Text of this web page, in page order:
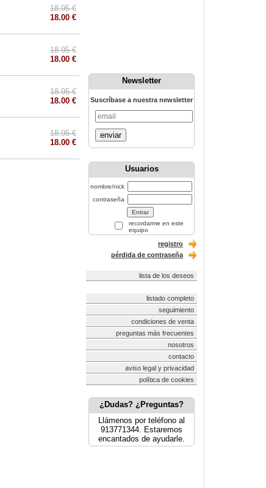
18.95 €
18.00 €
18.95 €
18.00 €
18.95 €
18.00 €
18.95 €
18.00 €
Newsletter
Suscríbase a nuestra newsletter
enviar
Usuarios
nombre/nick
contraseña
recordarme en este
equipo
registro
pérdida de contraseña
lista de los deseos
listado completo
seguimiento
condiciones de venta
preguntas más frecuentes
nosotros
contacto
aviso legal y privacidad
política de cookies
¿Dudas? ¿Preguntas?
Llámenos por teléfono al
913771344. Estaremos
encantados de ayudarle.